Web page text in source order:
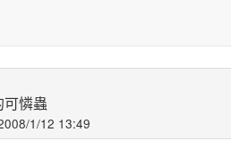
1/12 13:49